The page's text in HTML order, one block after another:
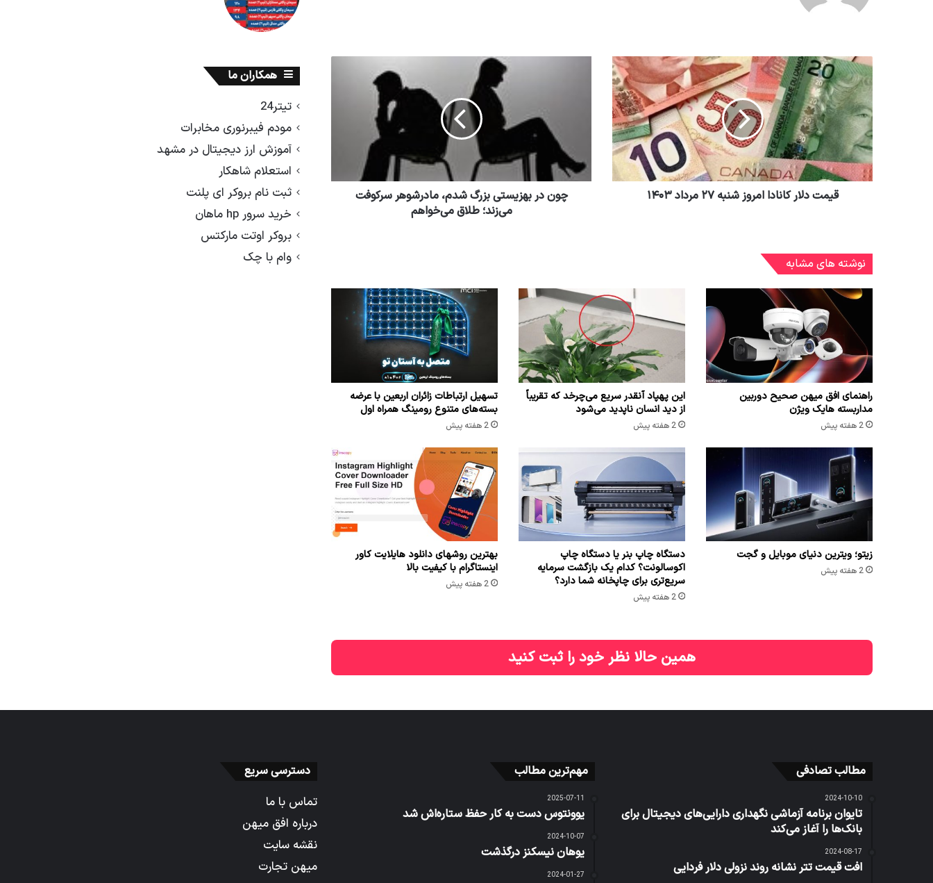
قیمت دلار کانادا امروز شنبه ۲۷ مرداد ۱۴۰۳
چون در بهزیستی بزرگ شدم، مادرشوهر سرکوفت
می‌زند؛ طلاق می‌خواهم
نوشته های مشابه
راهنمای افق میهن صحیح دوربین
مداربسته هایک ویژن
2 هفته پیش
این پهپاد آنقدر سریع می‌چرخد که تقریباً
از دید انسان ناپدید می‌شود
2 هفته پیش
تسهیل ارتباطات زائران اربعین با عرضه
بسته‌های متنوع رومینگ همراه اول
2 هفته پیش
زیتو؛ ویترین دنیای موبایل و گجت
2 هفته پیش
دستگاه چاپ بنر یا دستگاه چاپ
اکوسالونت؟ کدام یک بازگشت سرمایه
سریع‌تری برای چاپخانه شما دارد؟
2 هفته پیش
بهترین روشهای دانلود هایلایت کاور
اینستاگرام با کیفیت بالا
2 هفته پیش
همین حالا نظر خود را ثبت کنید
همکاران ما
تیتر24
مودم فیبرنوری مخابرات
آموزش ارز دیجیتال در مشهد
استعلام شاهکار
ثبت نام بروکر ای پلنت
خرید سرور hp ماهان
بروکر اوتت مارکتس
وام با چک
مطالب تصادفی
2024-10-10
تایوان برنامه آزماشی نگهداری دارایی‌های دیجیتال برای
بانک‌ها را آغاز می‌کند
2024-08-17
افت قیمت تتر نشانه روند نزولی دلار فردایی
مهم‌ترین مطالب
2025-07-11
یوونتوس دست به کار حفظ ستاره‌اش شد
2024-10-07
یوهان نیسکنز درگذشت
2024-01-27
دسترسی سریع
تماس با ما
درباره افق میهن
نقشه سایت
میهن تجارت